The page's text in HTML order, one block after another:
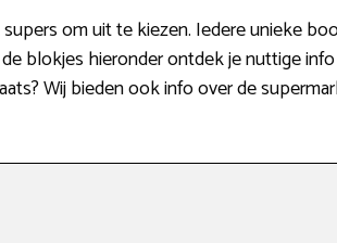
om uit te kiezen. Iedere unieke
blokjes hieronder ontdek je nuttige
Wij bieden ook info over de